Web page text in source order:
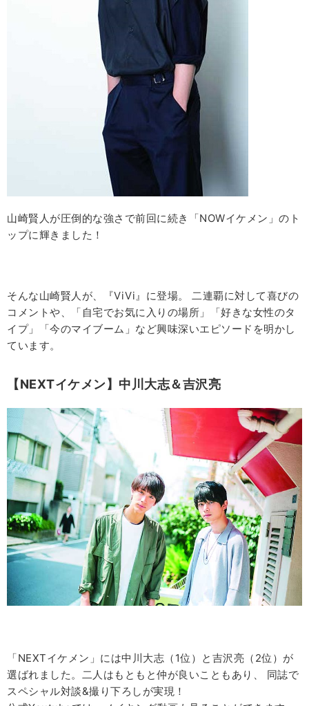
山崎賢人が圧倒的な強さで前回に続き「NOWイケメン」のト
ップに輝きました！
そんな山崎賢人が、『ViVi』に登場。 二連覇に対して喜びの
コメントや、「自宅でお気に入りの場所」「好きな女性のタ
イプ」「今のマイブーム」など興味深いエピソードを明かし
ています。
【NEXTイケメン】中川大志＆吉沢亮
「NEXTイケメン」には中川大志（1位）と吉沢亮（2位）が
選ばれました。
二人はもともと仲が良いこともあり、 同誌で
スペシャル対談&撮り下ろしが実現！